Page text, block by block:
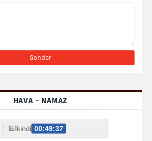
HAVA - NAMAZ
🕌İkindi 00:49:35